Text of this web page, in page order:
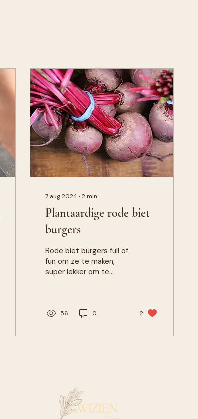
7 aug 2024 ∙2 min.
Plantaardige rode biet
burgers
Rode biet burgers full of
fun om ze te maken,
super lekker om te
mama
56 0 2